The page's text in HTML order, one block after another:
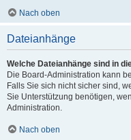
Nach oben
Dateianhänge
Welche Dateianhänge sind in
Die Board-Administration kann
Falls Sie sich nicht sicher sind,
Sie Unterstützung benötigen,
Administration.
Nach oben